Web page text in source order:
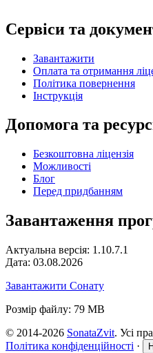
Сервіси та
Завантажити
Оплата та отримання
Політика повернення
Інструкція
Допомога та
Безкоштовна ліцензія
Можливості
Блог
Перед придбанням
Завантаження
Актуальна версія: 1.10.7.1
Дата: 03.08.2026
Завантажити Сонату
Розмір файлу: 79 MB
© 2014-2026 SonataZvit. Усі
Політика конфіденційності ·